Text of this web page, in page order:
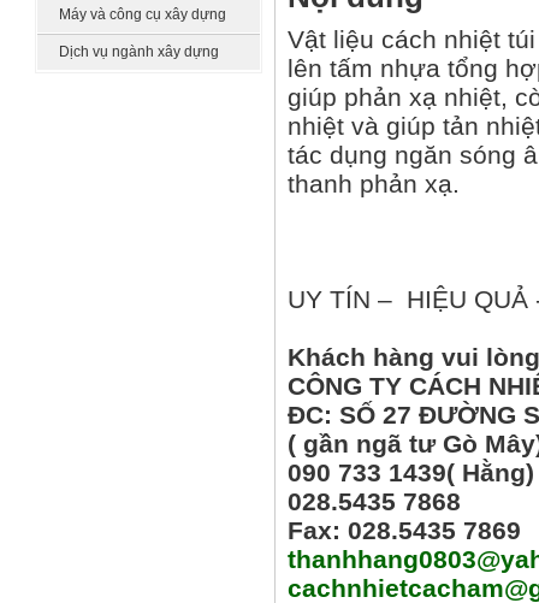
công nghệ
Máy và công cụ xây dựng
Dịch vụ ngành xây dựng
Vật liệu cách nhiệt
lên tấm nhựa tổng
giúp phản xạ nhiệt,
nhiệt và giúp tản
tác dụng ngăn sóng
thanh phản xạ.
UY TÍN – HIỆU QUẢ
Khách hàng vui
CÔNG TY CÁCH
ĐC: SỐ 27 ĐƯỜNG
( gần ngã tư Gò
090 733 1439( Hằng)
028.5435 7868
Fax: 028.5435 7869